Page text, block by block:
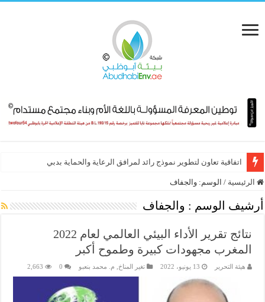
اتفاقية تعاون لتطوير نموذج رائد لمرافق الرعاية والحماية بدبي
الرئيسية / الوسم: والجفاف
أرشيف الوسم : والجفاف
نتائج تقرير الأداء البيئي العالمي لعام 2022
المغرب مجهودات كبيرة وطموح أكبر
هيئة التحرير 13 يونيو، 2022 تغير المناخ م. محمد بنعبو 0
2,663